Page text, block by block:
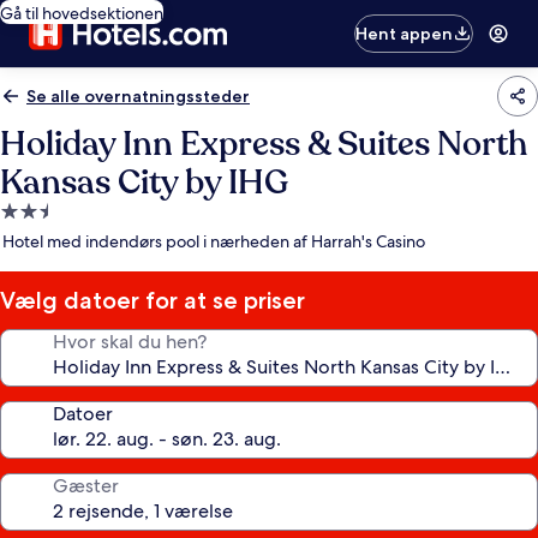
Gå til hovedsektionen
Hent appen
Se alle overnatningssteder
Holiday Inn Express & Suites North
Kansas City by IHG
2.5-
stjernet
Hotel med indendørs pool i nærheden af Harrah's Casino
Vælg datoer for at se priser
Hvor skal du hen?
Datoer
Gæster